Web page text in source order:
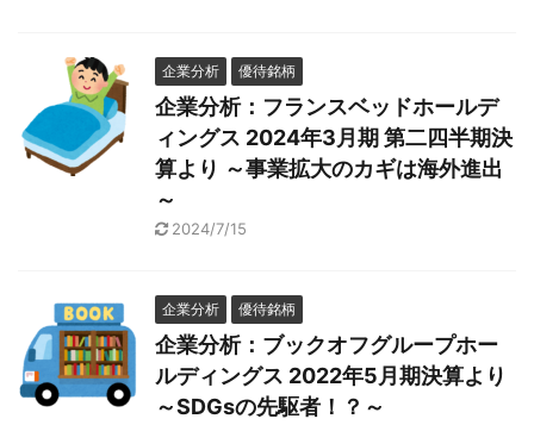
企業分析 優待銘柄
企業分析：フランスベッドホールデ
ィングス 2024年3月期 第二四半期決
算より ～事業拡大のカギは海外進出
～
2024/7/15
企業分析 優待銘柄
企業分析：ブックオフグループホー
ルディングス 2022年5月期決算より
～SDGsの先駆者！？～